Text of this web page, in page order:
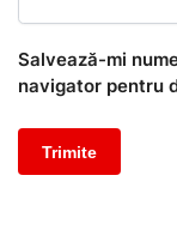
Salvează-mi
navigator pentru